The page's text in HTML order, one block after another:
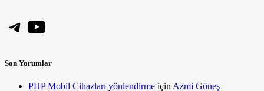
Telegram
YouTube
Son Yorumlar
PHP Mobil Cihazları yönlendirme için Azmi Güneş